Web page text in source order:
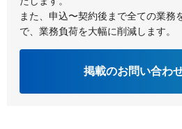
また、申込〜契約後まで全ての業務
で、業務負荷を大幅に削減します。
掲載のお問い合わ